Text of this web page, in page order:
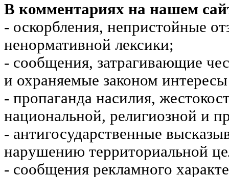
В комментариях на нашем
- оскорбления, непристойные
ненормативной лексики;
- сообщения, затрагивающие
и охраняемые законом
- пропаганда насилия,
национальной, религиозной и
- антигосударственные
нарушению территориальной
- сообщения рекламного